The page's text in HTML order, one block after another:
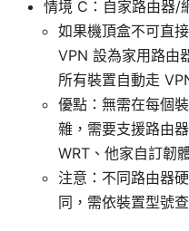
情境 C：自家路由器/
如果機頂盒不可直
VPN 設為家用路由
所有裝置自動走
優點：無需在每個
雜，需要支援路由
WRT、他家自訂韌
注意：不同路由器
同，需依裝置型號